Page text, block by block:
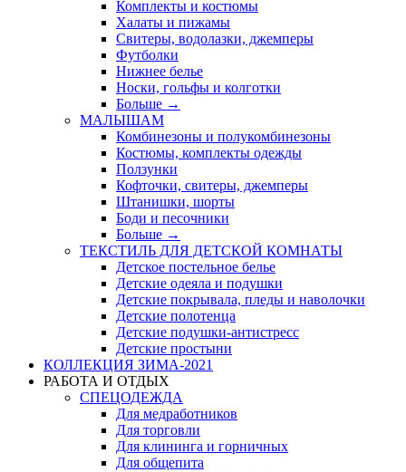
Комплекты и костюмы
Халаты и пижамы
Свитеры, водолазки, джемперы
Футболки
Нижнее белье
Носки, гольфы и колготки
Больше →
МАЛЫШАМ
Комбинезоны и полукомбинезоны
Костюмы, комплекты одежды
Ползунки
Кофточки, свитеры, джемперы
Штанишки, шорты
Боди и песочники
Больше →
ТЕКСТИЛЬ ДЛЯ ДЕТСКОЙ КОМНАТЫ
Детское постельное белье
Детские одеяла и подушки
Детские покрывала, пледы и наволочки
Детские полотенца
Детские подушки-антистресс
Детские простыни
КОЛЛЕКЦИЯ ЗИМА-2021
РАБОТА И ОТДЫХ
СПЕЦОДЕЖДА
Для медработников
Для торговли
Для клининга и горничных
Для общепита